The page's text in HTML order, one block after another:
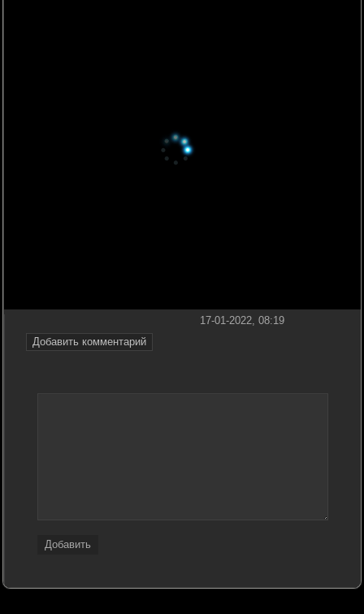
Добавить комментарий
17-01-2022, 08:19
Добавить